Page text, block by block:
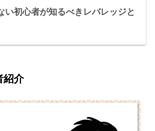
い初心者が知るべきレバレッジと
紹介